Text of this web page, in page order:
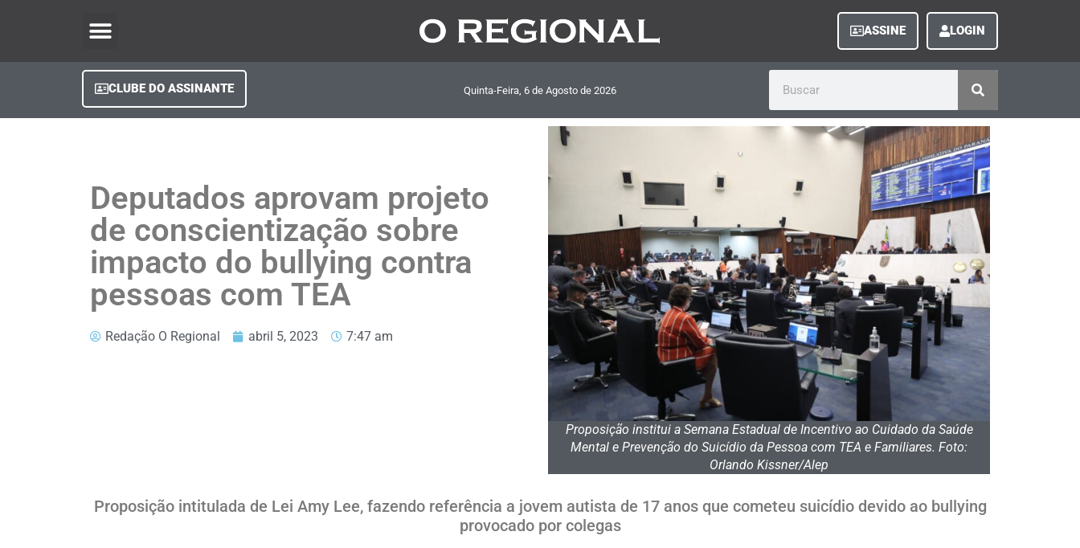
ASSINE LOGIN
CLUBE DO ASSINANTE Quinta-Feira, 6 de Agosto de 2026
Deputados aprovam projeto
de conscientização sobre
impacto do bullying contra
pessoas com TEA
Redação O Regional abril 5, 2023 7:47 am
Proposição institui a Semana Estadual de Incentivo ao Cuidado da Saúde
Mental e Prevenção do Suicídio da Pessoa com TEA e Familiares. Foto:
Orlando Kissner/Alep
Proposição intitulada de Lei Amy Lee, fazendo referência a jovem autista de 17 anos que cometeu suicídio devido ao bullying
provocado por colegas